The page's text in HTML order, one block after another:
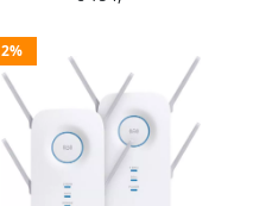
2%